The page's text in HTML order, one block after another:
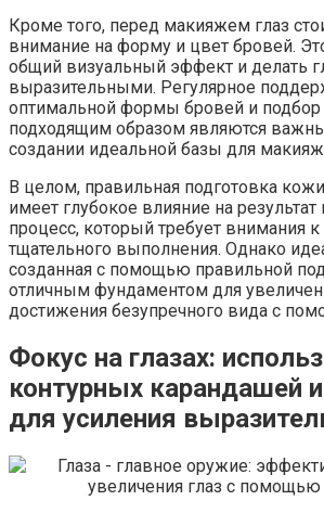
Кроме того, перед макияжем глаз
внимание на форму и цвет бровей.
общий визуальный эффект и делать
выразительными. Регулярное
оптимальной формы бровей и подбор
подходящим образом являются
создании идеальной базы для
В целом, правильная подготовка
имеет глубокое влияние на
процесс, который требует внимания
тщательного выполнения. Однако
созданная с помощью правильной
отличным фундаментом для
достижения безупречного вида с
Фокус на глазах:
контурных карандашей
для усиления